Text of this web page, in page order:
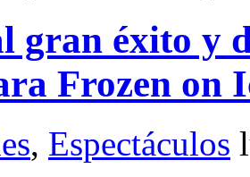
gran éxito y
Frozen on
, Espectáculos